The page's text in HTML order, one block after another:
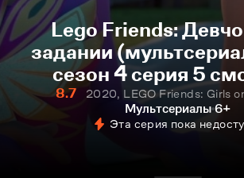
Lego Friends:
задании
сезон 4 серия 5
онлайн
8.7
2020, LEGO Friends: Girls
Мультсериалы 6+
Эта серия пока